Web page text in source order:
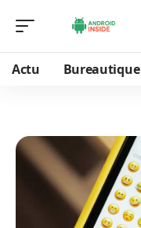
Actu Bureautique